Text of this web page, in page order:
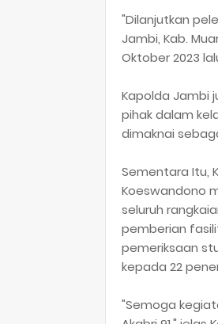
"Dilanjutkan
Jambi, Kab.
Oktober 2023
Kapolda Jambi
pihak dalam
dimaknai
Sementara Itu,
Koeswandono
seluruh
pemberian
pemeriksaan
kepada 22
"Semoga